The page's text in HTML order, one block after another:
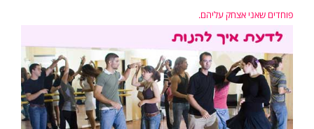
פוחדים שאני אצחק עליהם.